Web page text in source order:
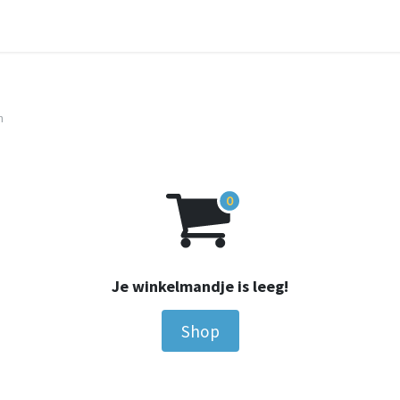
Je winkelmandje is leeg!
Shop